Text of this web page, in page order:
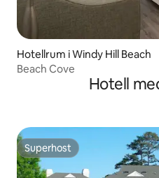
Hotellrum i Windy Hill Beach
Beach Cove
Hotell
Superhost
Superhost